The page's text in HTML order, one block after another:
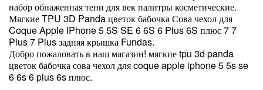
набор обнаженная тени для век палитры косметические.
Мягкие TPU 3D Panda цветок бабочка Сова чехол для
Coque Apple IPhone 5 5S SE 6 6S 6 Plus 6S плюс 7 7
Plus 7 Plus задняя крышка Fundas.
Добро пожаловать в наш магазин! мягкие tpu 3d panda
цветок бабочка сова чехол для coque apple iphone 5 5s se
6 6s 6 plus 6s плюс.